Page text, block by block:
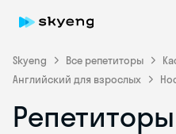
Skyeng Все репетиторы
Английский для взрослых